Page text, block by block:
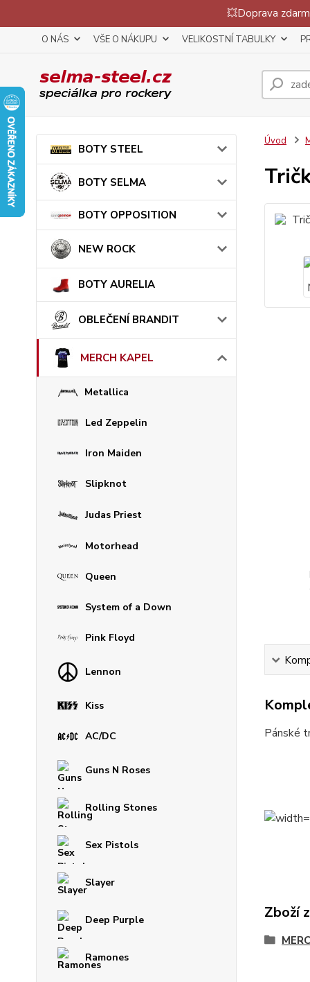
💥Doprava
O NÁS VŠE O NÁKUPU VELIKOSTNÍ TABULKY
BOTY STEEL
BOTY SELMA
BOTY OPPOSITION
NEW ROCK
BOTY AURELIA
OBLEČENÍ BRANDIT
MERCH KAPEL
Metallica
Led Zeppelin
Iron Maiden
Slipknot
Judas Priest
Motorhead
Queen
System of a Down
Pink Floyd
Lennon
Kiss
AC/DC
Guns N Roses
Rolling Stones
Sex Pistols
Slayer
Deep Purple
Ramones
Úvod
Pánské
Zboží